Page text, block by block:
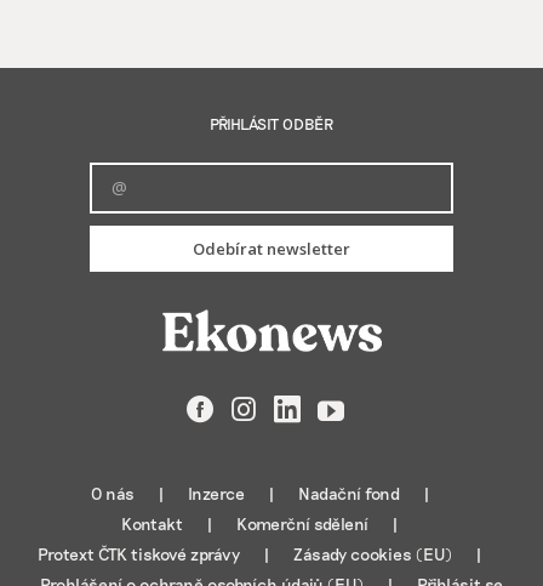
PŘIHLÁSIT ODBĚR
Odebírat newsletter
FacebookInstagramLinkedIn
YouTube
O nás Inzerce
Nadační fond
Kontakt
Komerční sdělení
Protext ČTK tiskové zprávy
Zásady cookies (EU)